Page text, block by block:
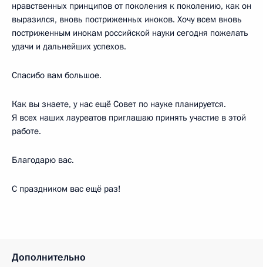
нравственных принципов от поколения к поколению, как он
выразился, вновь постриженных иноков. Хочу всем вновь
постриженным инокам российской науки сегодня пожелать
удачи и дальнейших успехов.
Спасибо вам большое.
Как вы знаете, у нас ещё Совет по науке планируется.
Я всех наших лауреатов приглашаю принять участие в этой
работе.
Благодарю вас.
С праздником вас ещё раз!
Дополнительно